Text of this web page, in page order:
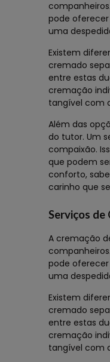
pode
uma
Existem
cremado
entre estas
cremação
tangível com
Além das
do tutor. Um
compaixão.
que podem
conforto,
carinho que
Serviços de
A cremação
pode
uma
Existem
cremado
entre estas
cremação
tangível com